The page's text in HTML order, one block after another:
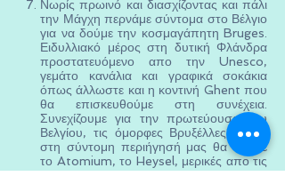
Νωρίς πρωινό και διασχίζοντας και πάλι
την Μάγχη περνάμε σύντομα στο Βέλγιο
για να δούμε την κοσμαγάπητη Bruges.
Ειδυλλιακό μέρος στη δυτική Φλάνδρα
προστατευόμενο απο την Unesco,
γεμάτο κανάλια και γραφικά σοκάκια
όπως άλλωστε και η κοντινή Ghent που
θα επισκευθούμε στη συνέχεια.
Συνεχίζουμε για την πρωτεύουσα του
Βελγίου, τις όμορφες Βρυξέλλες, όπου
στη σύντομη περιήγησή μας θα δούμε
το Atomium, το Heysel, μερικές απο τις
εγκαταστάσεις της ΕΕ και τέλος την